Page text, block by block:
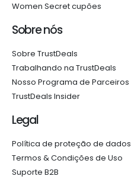
Women Secret cupões
Sobre nós
Sobre TrustDeals
Trabalhando na TrustDeals
Nosso Programa de Parceiros
TrustDeals Insider
Legal
Política de proteção de dados
Termos & Condições de Uso
Suporte B2B